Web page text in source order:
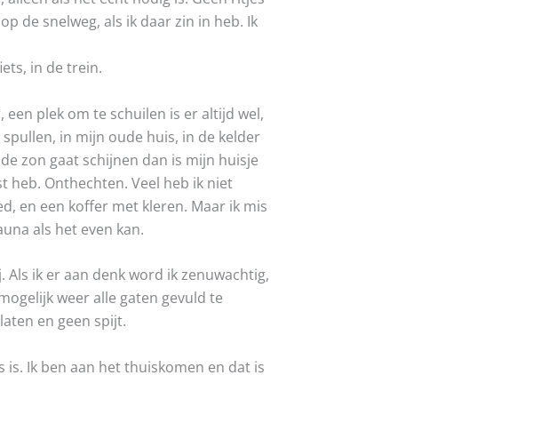
de snelweg, als ik daar zin in heb. Ik
in de trein.
een plek om te schuilen is er altijd wel,
in mijn oude huis, in de kelder
zon gaat schijnen dan is mijn huisje
heb. Onthechten. Veel heb ik niet
en een koffer met kleren. Maar ik mis
als het even kan.
ik er aan denk word ik zenuwachtig,
weer alle gaten gevuld te
en geen spijt.
is. Ik ben aan het thuiskomen en dat is